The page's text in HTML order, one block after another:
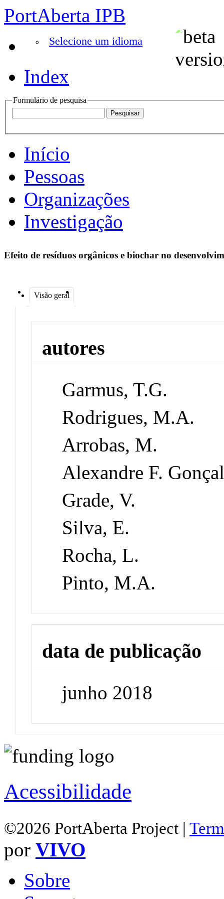
PortAberta IPB
Selecione um idioma
Index
Formulário de pesquisa
Início
Pessoas
Organizações
Investigação
Efeito de resíduos orgânicos e biochar no
Visão geral
autores
Garmus, T.G.
Rodrigues, M.A.
Arrobas, M.
Alexandre F.
Grade, V.
Silva, E.
Rocha, L.
Pinto, M.A.
data de publicação
junho 2018
Acessibilidade
©2026 PortAberta Project |
por VIVO
Sobre